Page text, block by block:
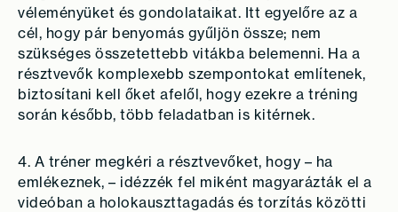
véleményüket és gondolataikat. Itt egyelőre az a
cél, hogy pár benyomás gyűljön össze; nem
szükséges összetettebb vitákba belemenni. Ha a
résztvevők komplexebb szempontokat említenek,
biztosítani kell őket afelől, hogy ezekre a tréning
során később, több feladatban is kitérnek.
4. A tréner megkéri a résztvevőket, hogy – ha
emlékeznek, – idézzék fel miként magyarázták el a
videóban a holokauszttagadás és torzítás közötti